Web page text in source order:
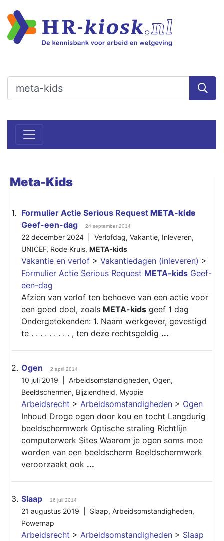
Meta-Kids
1. Formulier Actie Serious Request META-kids
Geef-een-dag
24 september 2014
22 december 2024 | Verlofdag, Vakantie, Inleveren,
UNICEF, Rode Kruis, META-kids
Vakantie en verlof > Vakantiedagen (inleveren) >
Formulier Actie Serious Request META-kids Geef-
een-dag
Afzien van verlof ten behoeve van een actie voor
een goed doel, zoals META-kids geef 1 dag
Ondergetekenden: 1. Naam werkgever, gevestigd
te . . . . . . . . . , ten deze rechtsgeldig ...
2. Ogen 2 april 2014
10 juli 2019 | Arbeidsomstandigheden, Ogen,
Beeldschermen, Bijziendheid, Myopie
Arbeidsrecht > Arbeidsomstandigheden > Ogen
Inhoud Droge ogen door kou en tocht Langdurig
beeldschermwerk Optische straling Richtlijn
computerwerk Sites Waarom je ogen soms moe
worden van een beeldscherm Beeldschermwerk
veroorzaakt ook ...
3. Slaap 16 juli 2014
21 augustus 2019 | Slaap, Arbeidsomstandigheden,
Powernap
Arbeidsrecht > Arbeidsomstandigheden > Slaap